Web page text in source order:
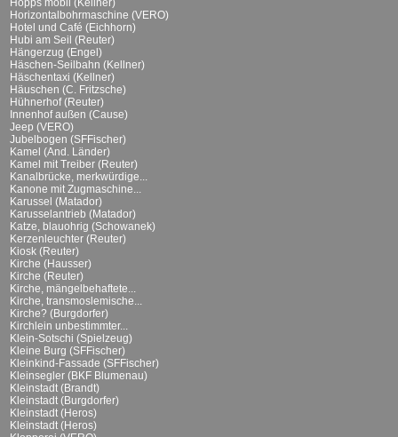
Hopps mobil (Kellner)
Horizontalbohrmaschine (VERO)
Hotel und Café (Eichhorn)
Hubi am Seil (Reuter)
Hängerzug (Engel)
Häschen-Seilbahn (Kellner)
Häschentaxi (Kellner)
Häuschen (C. Fritzsche)
Hühnerhof (Reuter)
Innenhof außen (Cause)
Jeep (VERO)
Jubelbogen (SFFischer)
Kamel (And. Länder)
Kamel mit Treiber (Reuter)
Kanalbrücke, merkwürdige...
Kanone mit Zugmaschine...
Karussel (Matador)
Karusselantrieb (Matador)
Katze, blauohrig (Schowanek)
Kerzenleuchter (Reuter)
Kiosk (Reuter)
Kirche (Hausser)
Kirche (Reuter)
Kirche, mängelbehaftete...
Kirche, transmoslemische...
Kirche? (Burgdorfer)
Kirchlein unbestimmter...
Klein-Sotschi (Spielzeug)
Kleine Burg (SFFischer)
Kleinkind-Fassade (SFFischer)
Kleinsegler (BKF Blumenau)
Kleinstadt (Brandt)
Kleinstadt (Burgdorfer)
Kleinstadt (Heros)
Kleinstadt (Heros)